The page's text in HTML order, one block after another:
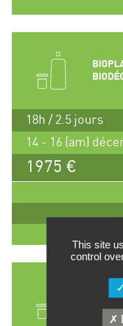
18h / 2.5 jours
14 - 16 (am)
1975 €
This site
control